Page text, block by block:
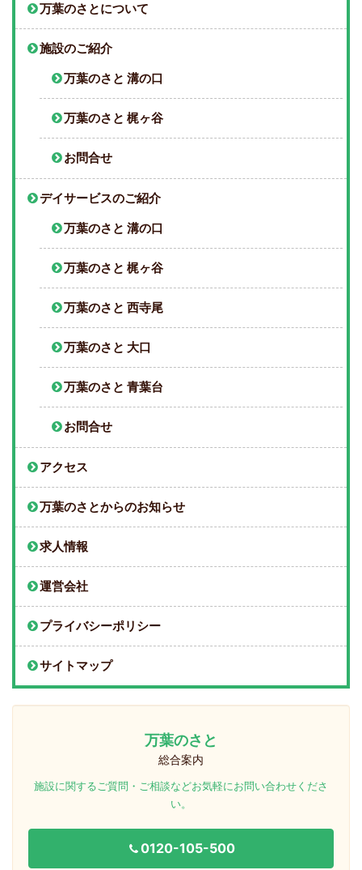
万葉のさとについて
施設のご紹介
万葉のさと 溝の口
万葉のさと 梶ヶ谷
お問合せ
デイサービスのご紹介
万葉のさと 溝の口
万葉のさと 梶ヶ谷
万葉のさと 西寺尾
万葉のさと 大口
万葉のさと 青葉台
お問合せ
アクセス
万葉のさとからのお知らせ
求人情報
運営会社
プライバシーポリシー
サイトマップ
万葉のさと
総合案内
施設に関するご質問・ご相談などお気軽にお問い合わせくださ
い。
0120-105-500